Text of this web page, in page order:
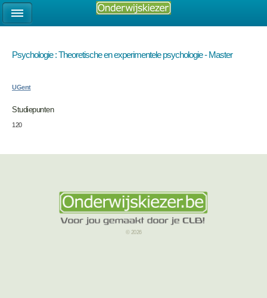
Psychologie : Theoretische en experimentele psychologie - Master
UGent
Studiepunten
120
© 2026